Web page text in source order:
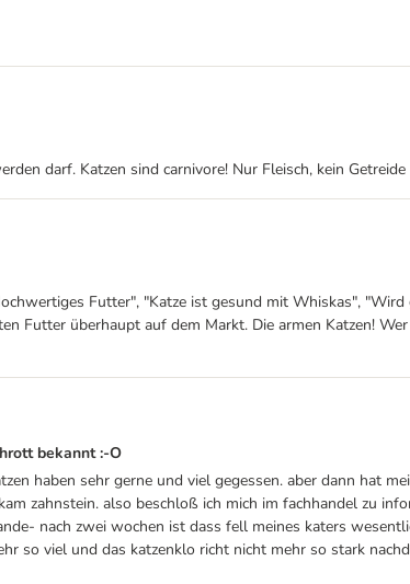
darf. Katzen sind carnivore! Nur Fleisch, kein Getreide
Futter", "Katze ist gesund mit Whiskas",
Futter überhaupt auf dem Markt. Die armen Katzen!
bekannt :-O
haben sehr gerne und viel gegessen. aber dann hat
zahnstein. also beschloß ich mich im fachhandel zu
nach zwei wochen ist dass fell meines katers
so viel und das katzenklo richt nicht mehr so stark